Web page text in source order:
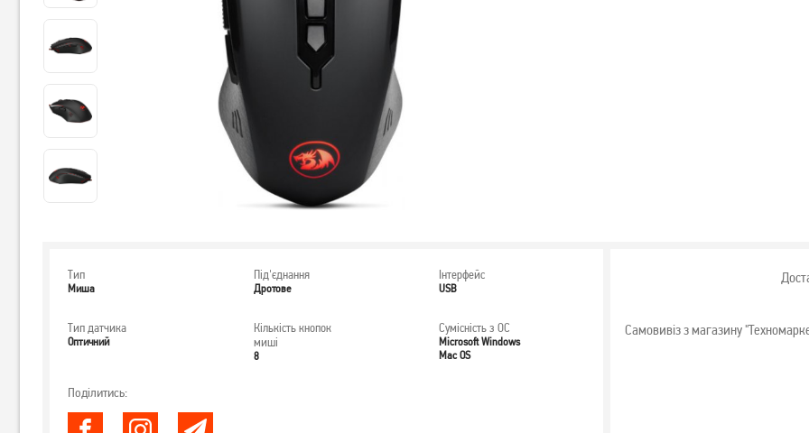
Тип
Миша
Під'єднання
Дротове
Інтерфейс
USB
Тип датчика
Оптичний
Кількість кнопок
миші
8
Сумісність з ОС
Microsoft Windows
Mac OS
Поділитись:
Самовивіз з магазину